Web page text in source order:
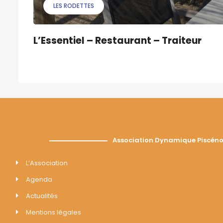
LES RODETTES
L’Essentiel – Restaurant – Traiteur
Association Dynamique
L’Association
Agenda
Actualités
Mentions légales